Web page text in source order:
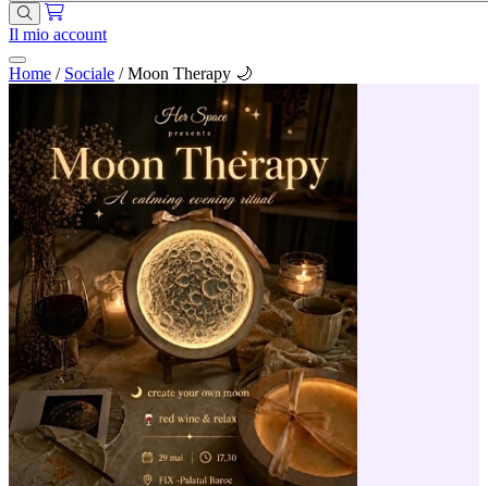
Il mio account
Home / Sociale / Moon Therapy 🌙